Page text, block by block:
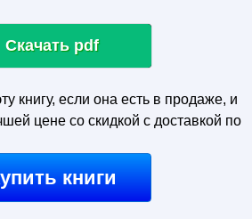
Скачать pdf
книгу, если она есть в продаже, и
цене со скидкой с доставкой по
книги